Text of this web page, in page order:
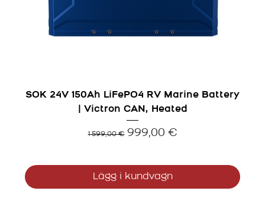
SOK 24V 150Ah LiFePO4 RV Marine Battery
| Victron CAN, Heated
Ordinarie pris
1 599,00 € Reapris
999,00 €
Lägg i kundvagn